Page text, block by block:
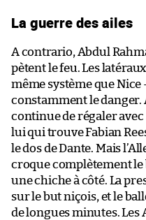
La guerre des ailes
A contrario, Abdul
pètent le feu. Les
même système que
constamment le danger.
continue de régaler avec
lui qui trouve Fabian
le dos de Dante. Mais
croque complètement
une chiche à côté. La
sur le but niçois, et le
de longues minutes.